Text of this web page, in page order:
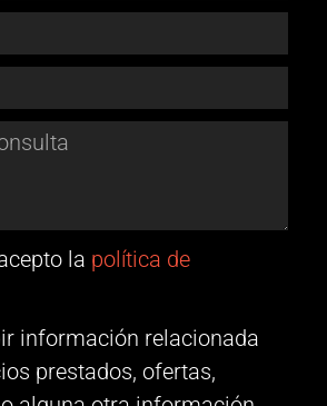
la política de
información relacionada
prestados, ofertas,